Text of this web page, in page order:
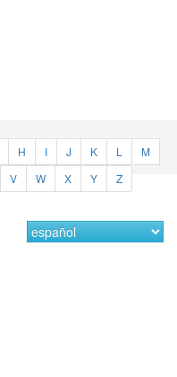
H I J K L
M
V W X Y Z